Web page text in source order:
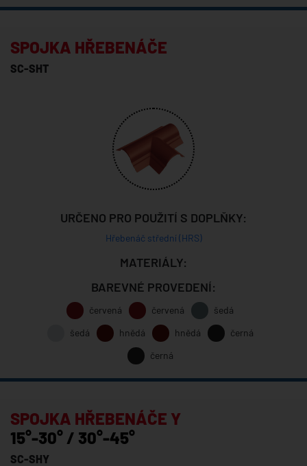
SPOJKA HŘEBENÁČE
SC-SHT
URČENO PRO POUŽITÍ S DOPLŇKY:
Hřebenáč střední (HRS)
MATERIÁLY:
BAREVNÉ PROVEDENÍ:
červená červená
šedá
šedá
hnědá hnědá
černá
černá
SPOJKA HŘEBENÁČE Y
15°-30° / 30°-45°
SC-SHY